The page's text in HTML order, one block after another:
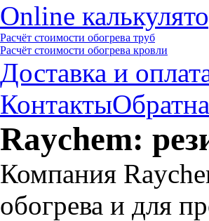
Online
Расчёт стоимости обогрева труб
Расчёт стоимости обогрева кровли
Доставка и
Контакты
Raychem:
Компания
обогрева и для